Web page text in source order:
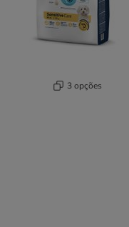
3 opções